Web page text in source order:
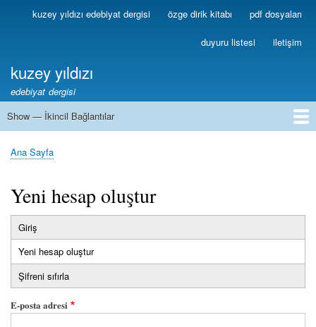
Ana
içeriğe
Birincilkuzey yıldızı edebiyat dergisi özge dirik kitabı pdf dosyaları
duyuru listesi iletişim
kuzey yıldızı
edebiyat dergisi
İkincil
Show — İkincil Bağlantılar
1
2
3
4
5
6
7
8
9
10
11
12
13
Sayfa
Ana Sayfa
Yeni hesap oluştur
Birincil
sekmeler
Giriş
Yeni hesap oluştur(etkin
sekme)
Şifreni sıfırla
E-posta adresi